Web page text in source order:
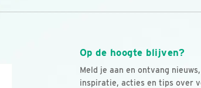
Op de hoogte blijven?
Meld je aan en ontvang nieuws,
inspiratie, acties en tips over